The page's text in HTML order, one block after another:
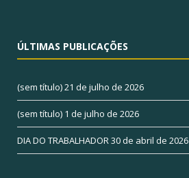
ÚLTIMAS PUBLICAÇÕES
(sem título)21 de julho de 2026
(sem título) 1 de julho de 2026
DIA DO TRABALHADOR30 de abril de 2026